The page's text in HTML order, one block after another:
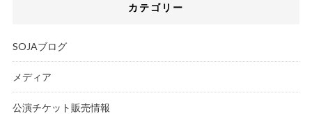
カテゴリー
SOJAブログ
メディア
公演チケット販売情報